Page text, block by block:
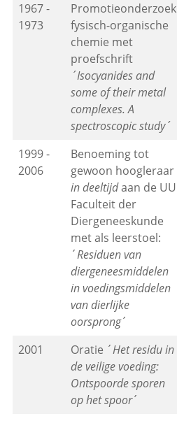
1967 -
1973
Promotieonderzoek
fysisch-organische
chemie met
proefschrift
´Isocyanides and
some of their metal
complexes. A
spectroscopic study´
1999 -
2006
Benoeming tot
gewoon hoogleraar
in deeltijdaan de UU
Faculteit der
Diergeneeskunde
met als leerstoel:
´Residuen van
diergeneesmiddelen
in voedingsmiddelen
van dierlijke
oorsprong´
2001
Oratie ´Het residu in
de veilige voeding:
Ontspoorde sporen
op het spoor´